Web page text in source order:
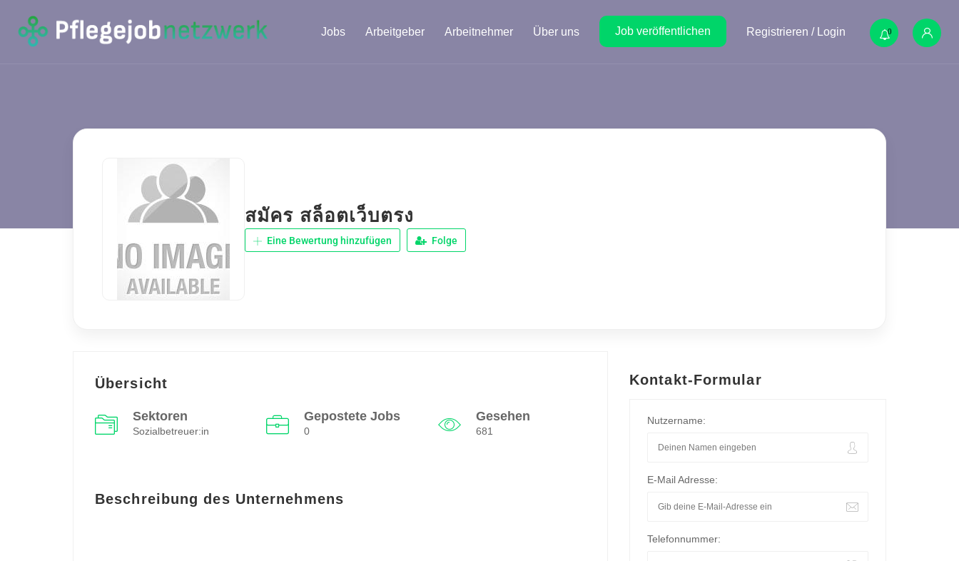
Jobs Arbeitgeber Arbeitnehmer Über uns Job veröffentlichen Registrieren / Login 0
สมัคร สล็อตเว็บตรง
Eine Bewertung hinzufügen Folge
Übersicht
Sektoren
Sozialbetreuer:in
Gepostete Jobs
0
Gesehen
681
Beschreibung des Unternehmens
Kontakt-Formular
Nutzername:
E-Mail Adresse:
Telefonnummer: